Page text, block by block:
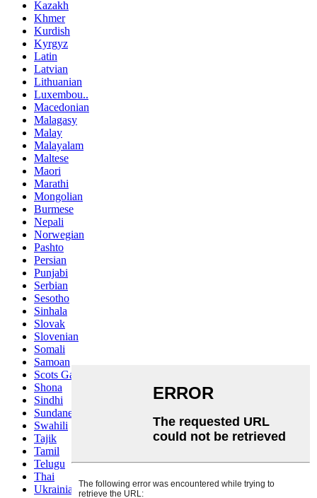
Kazakh
Khmer
Kurdish
Kyrgyz
Latin
Latvian
Lithuanian
Luxembou..
Macedonian
Malagasy
Malay
Malayalam
Maltese
Maori
Marathi
Mongolian
Burmese
Nepali
Norwegian
Pashto
Persian
Punjabi
Serbian
Sesotho
Sinhala
Slovak
Slovenian
Somali
Samoan
Scots Gaelic
Shona
Sindhi
Sundanese
Swahili
Tajik
Tamil
Telugu
Thai
Ukrainian